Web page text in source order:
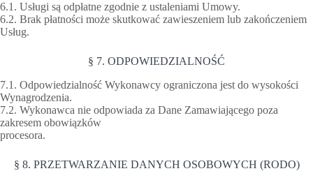
6.1. Usługi są odpłatne zgodnie z ustaleniami Umowy.
6.2. Brak płatności może skutkować zawieszeniem lub zakończeniem
Usług.
§ 7. ODPOWIEDZIALNOŚĆ
7.1. Odpowiedzialność Wykonawcy ograniczona jest do wysokości
Wynagrodzenia.
7.2. Wykonawca nie odpowiada za Dane Zamawiającego poza
zakresem obowiązków
procesora.
§ 8. PRZETWARZANIE DANYCH OSOBOWYCH (RODO)